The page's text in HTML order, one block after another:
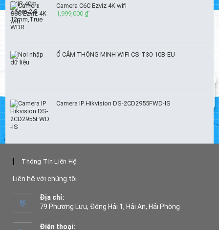
4,750,000 ₫.
Camera C6C Ezviz 4K wifi
1,999,000 ₫
Ổ CẮM THÔNG MINH WIFI CS-T30-10B-EU
Camera IP Hikvision DS-2CD2955FWD-IS
Thông Tin Liên Hệ
Liên hệ với chúng tôi
Địa chỉ:
79 Phương Lưu, Đông Hải 1, Hải An, Hải Phòng
Điện thoại: